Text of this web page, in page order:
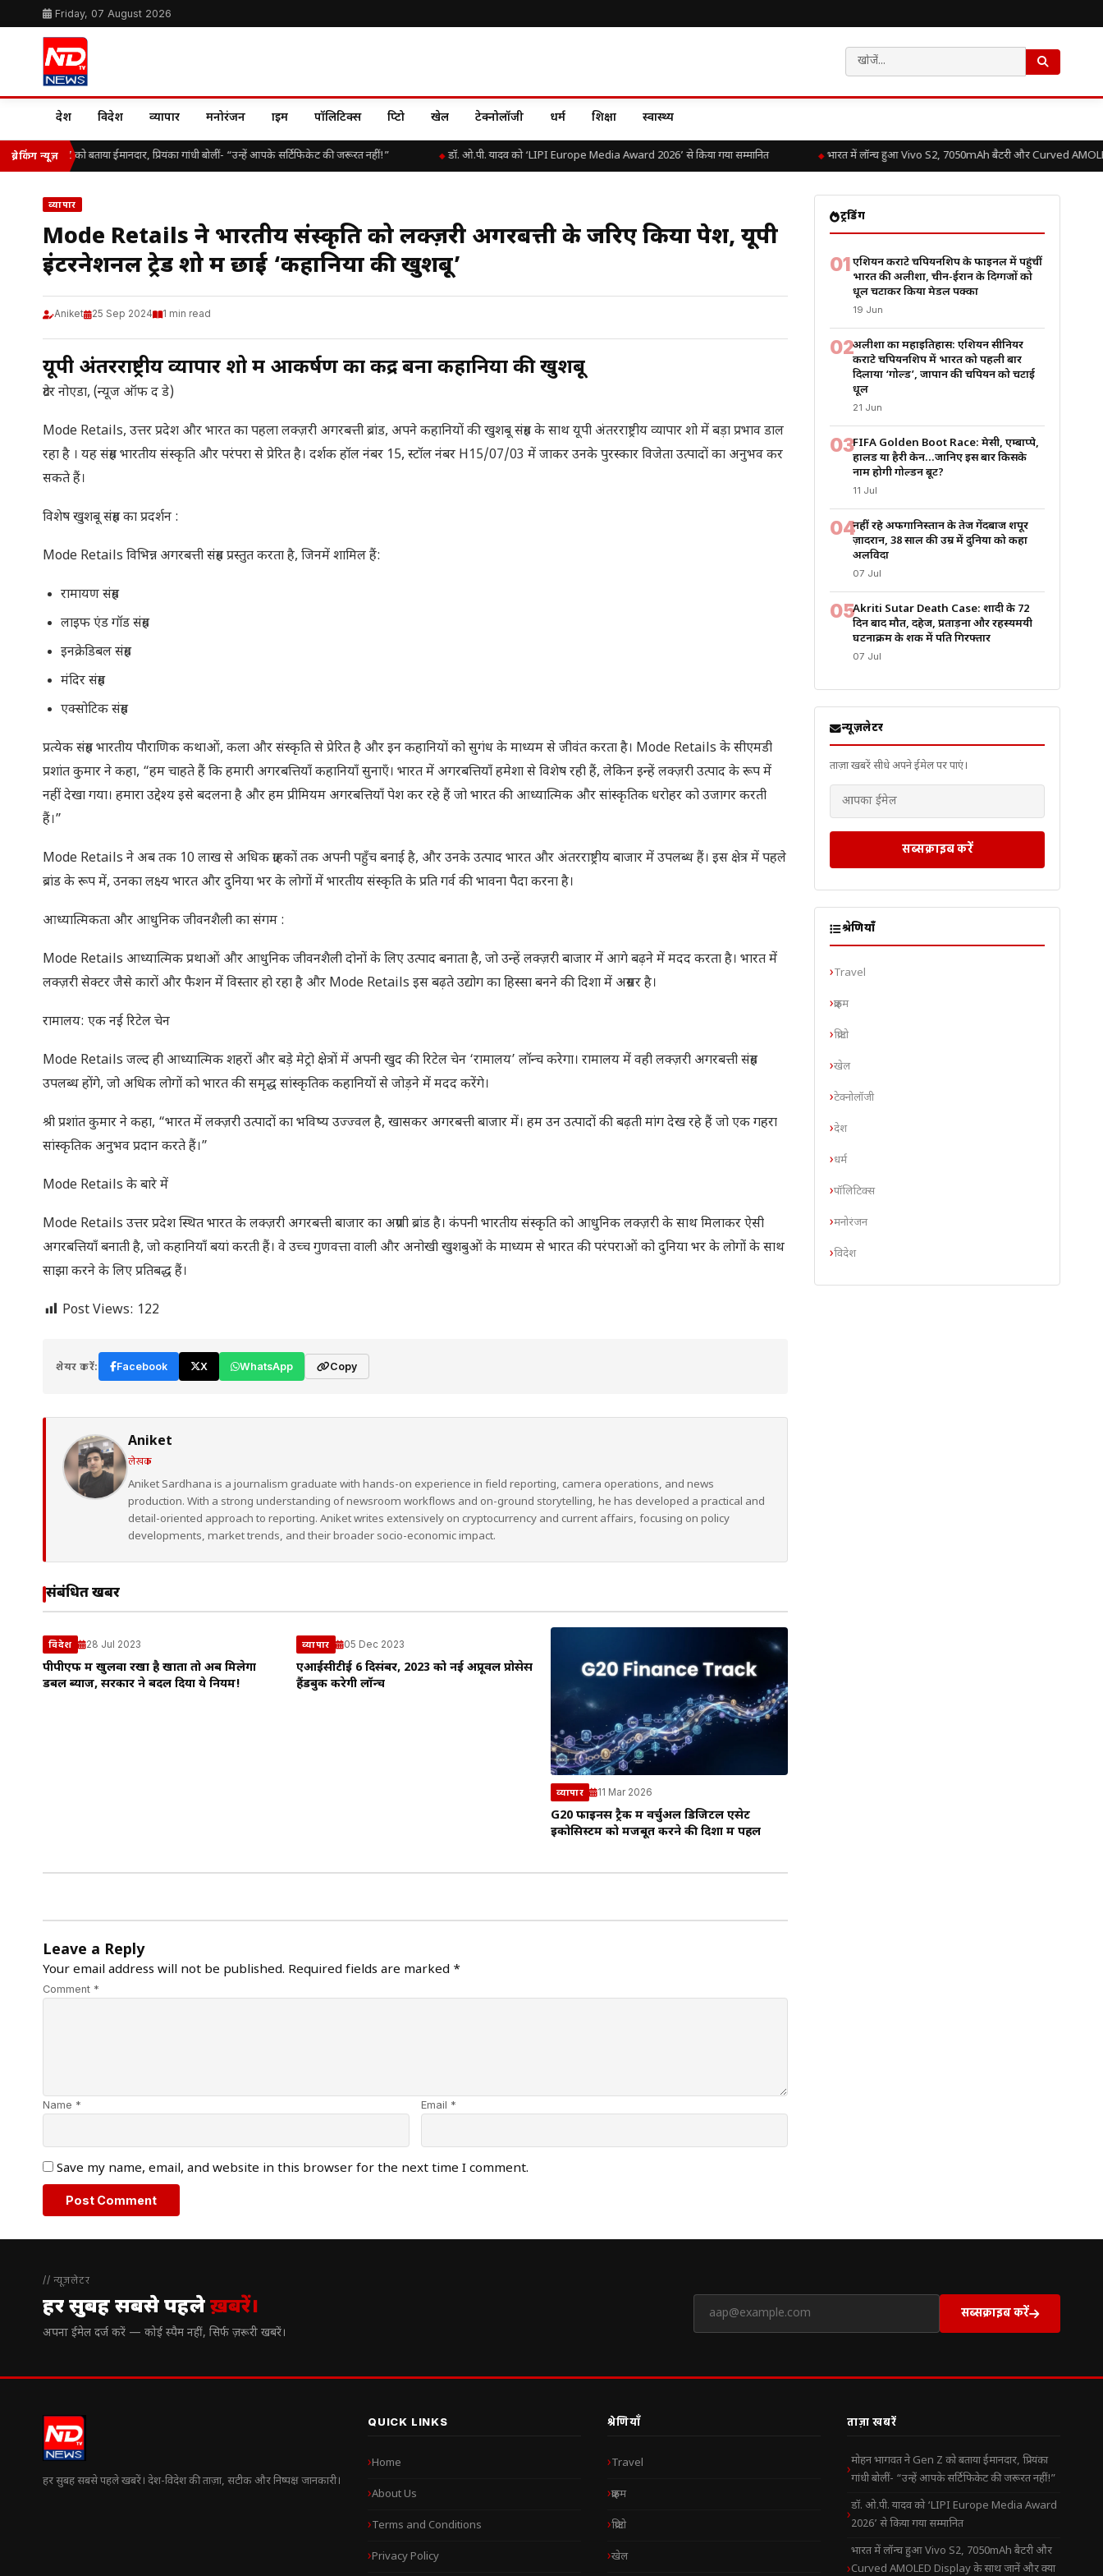
Friday, 07 August 2026
देश विदेश व्यापार मनोरंजन क्राइम पॉलिटिक्स क्रिप्टो खेल टेक्नोलॉजी धर्म शिक्षा स्वास्थ्य
ब्रेकिंग न्यूज़
ने Gen Z को बताया ईमानदार, प्रियंका गांधी बोलीं- “उन्हें आपके सर्टिफिकेट की जरूरत नहीं!” डॉ. ओ.पी. यादव को ‘LIPI Europe Media Award 2026’ से किया गया सम्मानित भारत में लॉन्च हुआ Vivo S2, 7050mAh बैटरी और Curved
व्यापार
Mode Retails ने भारतीय संस्कृति को लक्ज़री अगरबत्ती के जरिए किया पेश, यूपी
इंटरनेशनल ट्रेड शो में छाई ‘कहानियों की खुशबू’
Aniket 25 Sep 2024 1 min read
यूपी अंतरराष्ट्रीय व्यापार शो में आकर्षण का केंद्र बना कहानियों की खुशबू
ग्रेटर नोएडा, (न्यूज ऑफ द डे)
Mode Retails, उत्तर प्रदेश और भारत का पहला लक्ज़री अगरबत्ती ब्रांड, अपने कहानियों की खुशबू संग्रह के साथ यूपी अंतरराष्ट्रीय व्यापार शो में बड़ा प्रभाव डाल
रहा है । यह संग्रह भारतीय संस्कृति और परंपरा से प्रेरित है। दर्शक हॉल नंबर 15, स्टॉल नंबर H15/07/03 में जाकर उनके पुरस्कार विजेता उत्पादों का अनुभव कर
सकते हैं।
विशेष खुशबू संग्रह का प्रदर्शन :
Mode Retails विभिन्न अगरबत्ती संग्रह प्रस्तुत करता है, जिनमें शामिल हैं:
रामायण संग्रह
लाइफ एंड गॉड संग्रह
इनक्रेडिबल संग्रह
मंदिर संग्रह
एक्सोटिक संग्रह
प्रत्येक संग्रह भारतीय पौराणिक कथाओं, कला और संस्कृति से प्रेरित है और इन कहानियों को सुगंध के माध्यम से जीवंत करता है। Mode Retails के सीएमडी
प्रशांत कुमार ने कहा, “हम चाहते हैं कि हमारी अगरबत्तियाँ कहानियाँ सुनाएँ। भारत में अगरबत्तियाँ हमेशा से विशेष रही हैं, लेकिन इन्हें लक्ज़री उत्पाद के रूप में
नहीं देखा गया। हमारा उद्देश्य इसे बदलना है और हम प्रीमियम अगरबत्तियाँ पेश कर रहे हैं जो भारत की आध्यात्मिक और सांस्कृतिक धरोहर को उजागर करती
हैं।”
Mode Retails ने अब तक 10 लाख से अधिक ग्राहकों तक अपनी पहुँच बनाई है, और उनके उत्पाद भारत और अंतरराष्ट्रीय बाजार में उपलब्ध हैं। इस क्षेत्र में पहले
ब्रांड के रूप में, उनका लक्ष्य भारत और दुनिया भर के लोगों में भारतीय संस्कृति के प्रति गर्व की भावना पैदा करना है।
आध्यात्मिकता और आधुनिक जीवनशैली का संगम :
Mode Retails आध्यात्मिक प्रथाओं और आधुनिक जीवनशैली दोनों के लिए उत्पाद बनाता है, जो उन्हें लक्ज़री बाजार में आगे बढ़ने में मदद करता है। भारत में
लक्ज़री सेक्टर जैसे कारों और फैशन में विस्तार हो रहा है और Mode Retails इस बढ़ते उद्योग का हिस्सा बनने की दिशा में अग्रसर है।
रामालय: एक नई रिटेल चेन
Mode Retails जल्द ही आध्यात्मिक शहरों और बड़े मेट्रो क्षेत्रों में अपनी खुद की रिटेल चेन ‘रामालय’ लॉन्च करेगा। रामालय में वही लक्ज़री अगरबत्ती संग्रह
उपलब्ध होंगे, जो अधिक लोगों को भारत की समृद्ध सांस्कृतिक कहानियों से जोड़ने में मदद करेंगे।
श्री प्रशांत कुमार ने कहा, “भारत में लक्ज़री उत्पादों का भविष्य उज्ज्वल है, खासकर अगरबत्ती बाजार में। हम उन उत्पादों की बढ़ती मांग देख रहे हैं जो एक गहरा
सांस्कृतिक अनुभव प्रदान करते हैं।”
Mode Retails के बारे में
Mode Retails उत्तर प्रदेश स्थित भारत के लक्ज़री अगरबत्ती बाजार का अग्रणी ब्रांड है। कंपनी भारतीय संस्कृति को आधुनिक लक्ज़री के साथ मिलाकर ऐसी
अगरबत्तियाँ बनाती है, जो कहानियाँ बयां करती हैं। वे उच्च गुणवत्ता वाली और अनोखी खुशबुओं के माध्यम से भारत की परंपराओं को दुनिया भर के लोगों के साथ
साझा करने के लिए प्रतिबद्ध हैं।
Post Views: 122
शेयर करें: Facebook X WhatsApp Copy
Aniket
लेखक
Aniket Sardhana is a journalism graduate with hands-on experience in field reporting, camera operations, and news
production. With a strong understanding of newsroom workflows and on-ground storytelling, he has developed a practical and
detail-oriented approach to reporting. Aniket writes extensively on cryptocurrency and current affairs, focusing on policy
developments, market trends, and their broader socio-economic impact.
संबंधित खबरें
विदेश 28 Jul 2023
पीपीएफ में खुलवा रखा है खाता तो अब मिलेगा
डबल ब्याज, सरकार ने बदल दिया ये नियम!
व्यापार 05 Dec 2023
एआईसीटीई 6 दिसंबर, 2023 को नई अप्रूवल प्रोसेस
हैंडबुक करेगी लॉन्च
व्यापार 11 Mar 2026
G20 फाइनेंस ट्रैक में वर्चुअल डिजिटल एसेट
इकोसिस्टम को मजबूत करने की दिशा में पहल
Leave a Reply
Your email address will not be published. Required fields are marked *
Comment *
Name * Email *
Save my name, email, and website in this browser for the next time I comment.
ट्रेंडिंग
01एशियन कराटे चैंपियनशिप के फाइनल में पहुंचीं
भारत की अलीशा, चीन-ईरान के दिग्गजों को
धूल चटाकर किया मेडल पक्का
19 Jun
02अलीशा का महाइतिहास: एशियन सीनियर
कराटे चैंपियनशिप में भारत को पहली बार
दिलाया ‘गोल्ड’, जापान की चैंपियन को चटाई
धूल
21 Jun
03FIFA Golden Boot Race: मेसी, एम्बाप्पे,
हालैंड या हैरी केन…जानिए इस बार किसके
नाम होगी गोल्डन बूट?
11 Jul
04नहीं रहे अफगानिस्तान के तेज गेंदबाज शपूर
ज़ादरान, 38 साल की उम्र में दुनिया को कहा
अलविदा
07 Jul
05Akriti Sutar Death Case: शादी के 72
दिन बाद मौत, दहेज, प्रताड़ना और रहस्यमयी
घटनाक्रम के शक में पति गिरफ्तार
07 Jul
न्यूज़लेटर
ताज़ा खबरें सीधे अपने ईमेल पर पाएं।
सब्सक्राइब करें
श्रेणियाँ
Travel
क्राइम
क्रिप्टो
खेल
टेक्नोलॉजी
देश
धर्म
पॉलिटिक्स
मनोरंजन
विदेश
// न्यूज़लेटर
हर सुबह सबसे पहलेख़बरें।
अपना ईमेल दर्ज करें — कोई स्पैम नहीं, सिर्फ ज़रूरी खबरें।
सब्सक्राइब करें
हर सुबह सबसे पहले खबरें। देश-विदेश की ताज़ा, सटीक और निष्पक्ष जानकारी।
QUICK LINKS
Home
About Us
Terms and Conditions
Privacy Policy
श्रेणियाँ
Travel
क्राइम
क्रिप्टो
खेल
ताज़ा खबरें
मोहन भागवत ने Gen Z को बताया ईमानदार, प्रियंका
गांधी बोलीं- “उन्हें आपके सर्टिफिकेट की जरूरत नहीं!”
डॉ. ओ.पी. यादव को ‘LIPI Europe Media Award
2026’ से किया गया सम्मानित
भारत में लॉन्च हुआ Vivo S2, 7050mAh बैटरी और
Curved AMOLED Display के साथ जानें और क्या